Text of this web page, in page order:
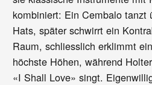
kombiniert: Ein Cembalo tanzt
Hats, später schwirrt ein
Raum, schliesslich erklimmt
höchste Höhen, während
«I Shall Love» singt.